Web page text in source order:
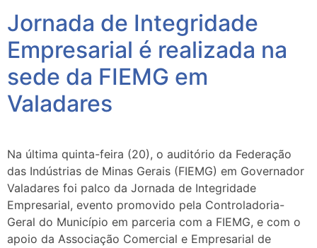
Jornada de Integridade
Empresarial é realizada na
sede da FIEMG em
Valadares
Na última quinta-feira (20), o auditório da Federação
das Indústrias de Minas Gerais (FIEMG) em Governador
Valadares foi palco da Jornada de Integridade
Empresarial, evento promovido pela Controladoria-
Geral do Município em parceria com a FIEMG, e com o
apoio da Associação Comercial e Empresarial de